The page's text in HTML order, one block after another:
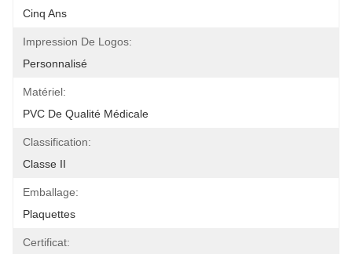
Cinq Ans
Impression De Logos:
Personnalisé
Matériel:
PVC De Qualité Médicale
Classification:
Classe II
Emballage:
Plaquettes
Certificat: